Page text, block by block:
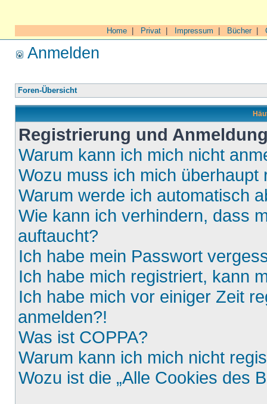
Home Privat Impressum Bücher|
Anmelden
Foren-Übersicht
Registrierung und
Warum kann ich mich nicht
Wozu muss ich mich überhaupt
Warum werde ich automatisch
Wie kann ich verhindern, dass
auftaucht?
Ich habe mein Passwort
Ich habe mich registriert, kann
Ich habe mich vor einiger Zeit
anmelden?!
Was ist COPPA?
Warum kann ich mich nicht
Wozu ist die „Alle Cookies des